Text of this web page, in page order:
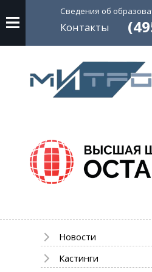
Сведения об
Контакты
Новости
Кастинги